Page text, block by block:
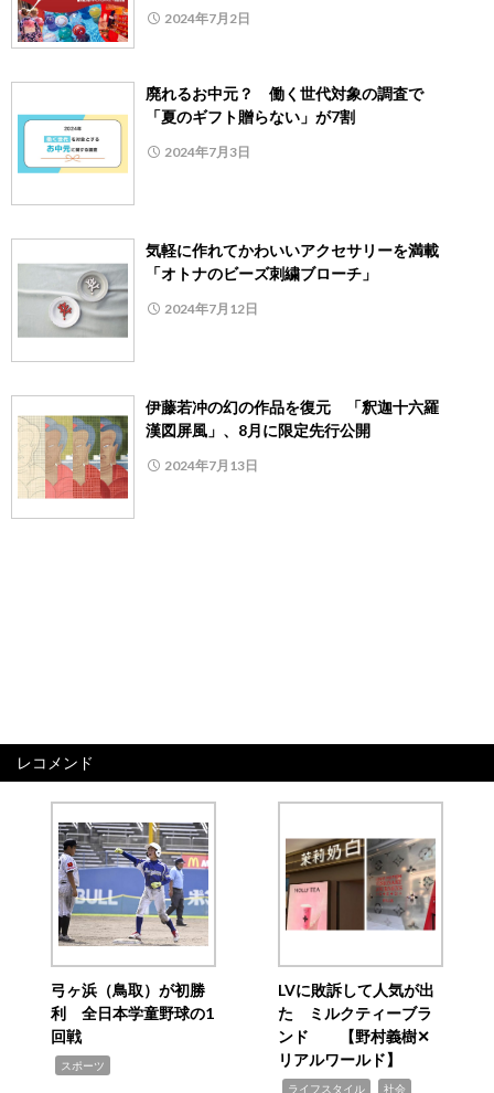
2024年7月2日
廃れるお中元？ 働く世代対象の調査で
「夏のギフト贈らない」が7割
2024年7月3日
気軽に作れてかわいいアクセサリーを満載
「オトナのビーズ刺繍ブローチ」
2024年7月12日
伊藤若冲の幻の作品を復元 「釈迦十六羅
漢図屏風」、8月に限定先行公開
2024年7月13日
レコメンド
弓ヶ浜（鳥取）が初勝
利 全日本学童野球の1
回戦
スポーツ
LVに敗訴して人気が出
た ミルクティーブラ
ンド 【野村義樹✕
リアルワールド】
ライフスタイル 社会